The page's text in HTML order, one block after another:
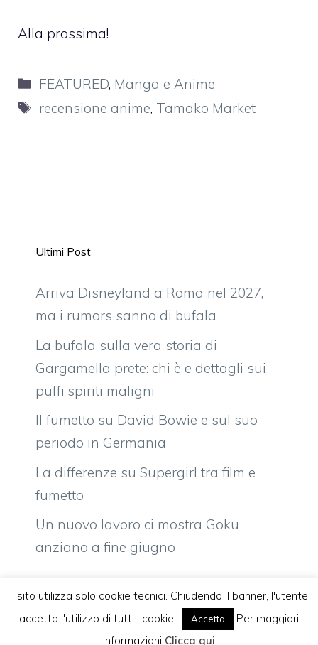
Alla prossima!
Categorie
FEATURED, Manga e Anime
Tag
recensione anime, Tamako Market
Ultimi Post
Arriva Disneyland a Roma nel 2027,
ma i rumors sanno di bufala
La bufala sulla vera storia di
Gargamella prete: chi è e dettagli sui
puffi spiriti maligni
Il fumetto su David Bowie e sul suo
periodo in Germania
La differenze su Supergirl tra film e
fumetto
Un nuovo lavoro ci mostra Goku
anziano a fine giugno
Komixjam.it © 2026 Tutti i diritti riservati
Il sito utilizza solo cookie tecnici. Chiudendo il banner, l'utente
accetta l'utilizzo di tutti i cookie.
Accetta
Per maggiori
informazioni Clicca qui
Vuoi pubblicare sul nostro network?